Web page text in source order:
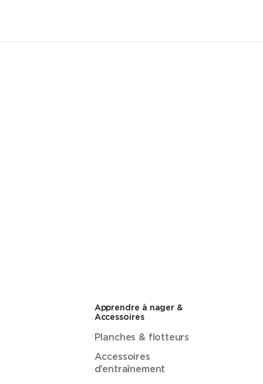
Apprendre à nager &
Accessoires
Planches & flotteurs
Accessoires
d’entraînement